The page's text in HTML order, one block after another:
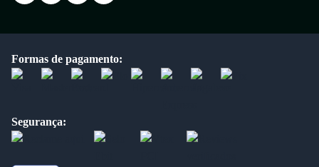
Formas de pagamento:
Segurança: